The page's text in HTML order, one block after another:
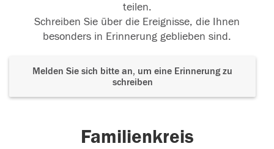
teilen.
Schreiben Sie über die Ereignisse, die Ihnen
besonders in Erinnerung geblieben sind.
Melden Sie sich bitte an, um eine Erinnerung zu
schreiben
Familienkreis